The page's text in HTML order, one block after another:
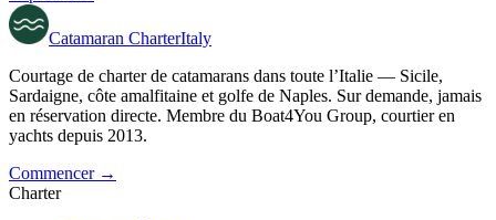
Catamaran CharterItaly
Courtage de charter de catamarans dans toute l’Italie — Sicile,
Sardaigne, côte amalfitaine et golfe de Naples. Sur demande, jamais
en réservation directe. Membre du Boat4You Group, courtier en
yachts depuis 2013.
Commencer →
Charter